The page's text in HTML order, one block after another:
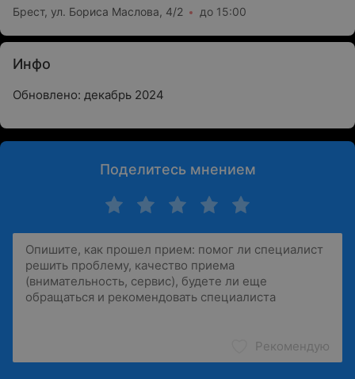
Брест, ул. Бориса Маслова, 4/2 до 15:00
Инфо
Обновлено: декабрь 2024
Поделитесь мнением
Рекомендую